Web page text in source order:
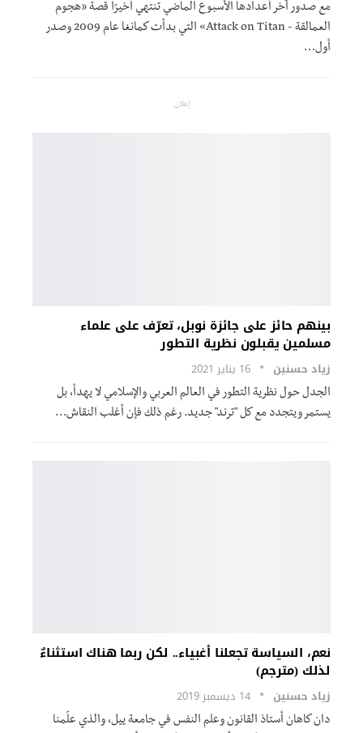
مع صدور آخر أعدادها الأسبوع الماضي تنتهي أخيرًا قصة «هجوم
العمالقة - Attack on Titan» التي بدأت كمانغا عام 2009 وصدر
أول…
إعلان
بينهم حائز على جائزة نوبل، تعرّف على علماء
مسلمين يقبلون نظرية التطور
زياد حسنين 16 يناير 2021
الجدل حول نظرية التطور في العالم العربي والإسلامي لا يهدأ، بل
يستمر ويتجدد مع كل "ترند" جديد. رغم ذلك فإن أغلب النقاش…
نعم، السياسة تجعلنا أغبياء.. لكن ربما هناك استثناءٌ
لذلك (مترجم)
زياد حسنين 14 ديسمبر 2019
دان كاهان أستاذ القانون وعلم النفس في جامعة ييل، والذي علّمنا